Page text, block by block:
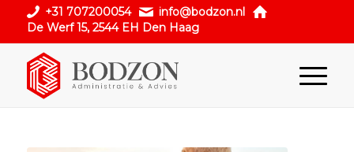
+31 707200054
info@bodzon.nl
De Werf 15, 2544 EH Den Haag